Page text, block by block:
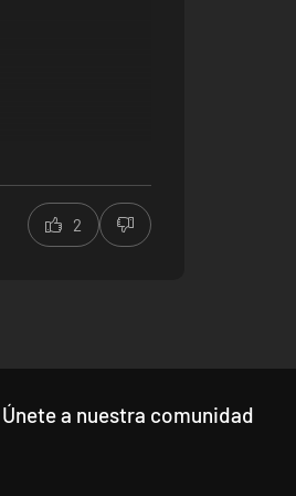
2
Únete a nuestra comunidad